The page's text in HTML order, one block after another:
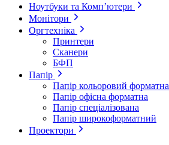
Ноутбуки та Комп’ютери
Монітори
Оргтехніка
Принтери
Сканери
БФП
Папір
Папір кольоровий форматна
Папір офісна форматна
Папір спеціалізована
Папір широкоформатний
Проектори